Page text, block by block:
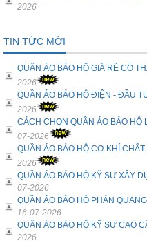
2026
TIN TỨC MỚI
QUẦN ÁO BẢO HỘ GIÁ RẺ CÓ
2026
QUẦN ÁO BẢO HỘ ĐIỆN - ĐẦU
2026
CÁCH CHỌN QUẦN ÁO BẢO
07-2026
QUẦN ÁO BẢO HỘ CƠ KHÍ
2026
QUẦN ÁO BẢO HỘ KỸ SƯ XÂY
07-2026
QUẦN ÁO BẢO HỘ PHẢN
16-07-2026
QUẦN ÁO BẢO HỘ KỸ SƯ CAO
2026